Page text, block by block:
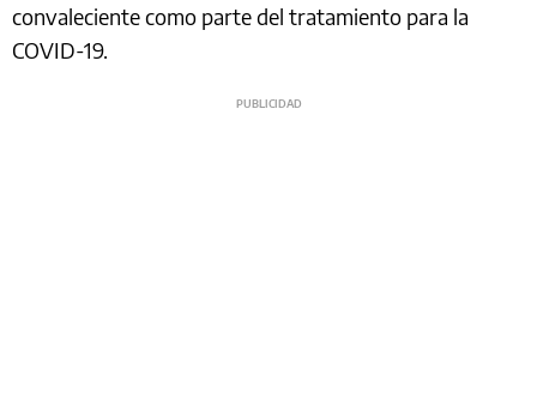
convaleciente como parte del tratamiento para la
COVID-19.